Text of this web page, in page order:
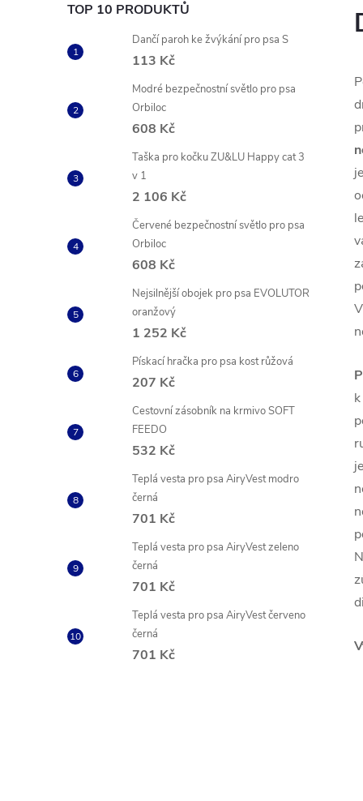
TOP 10 PRODUKTŮ
Dančí paroh ke žvýkání pro psa S
113 Kč
Modré bezpečnostní světlo pro psa
Orbiloc
608 Kč
Taška pro kočku ZU&LU Happy cat 3
v 1
2 106 Kč
Červené bezpečnostní světlo pro psa
Orbiloc
608 Kč
Nejsilnější obojek pro psa EVOLUTOR
oranžový
1 252 Kč
Pískací hračka pro psa kost růžová
207 Kč
Cestovní zásobník na krmivo SOFT
FEEDO
532 Kč
Teplá vesta pro psa AiryVest modro
černá
701 Kč
Teplá vesta pro psa AiryVest zeleno
černá
701 Kč
Teplá vesta pro psa AiryVest červeno
černá
701 Kč